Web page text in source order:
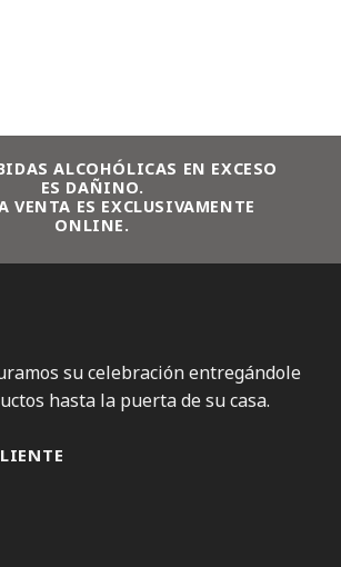
ALCOHÓLICAS EN EXCESO
ES DAÑINO.
VENTA ES EXCLUSIVAMENTE
ONLINE.
su celebración entregándole
hasta la puerta de su casa.